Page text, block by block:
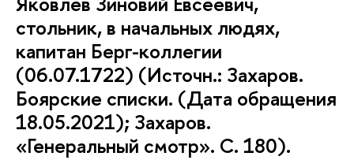
стольник, в начальных людях,
капитан Берг-коллегии
(06.07.1722) (Источн.: Захаров.
Боярские списки. (Дата обращения
18.05.2021); Захаров.
«Генеральный смотр». С. 180).